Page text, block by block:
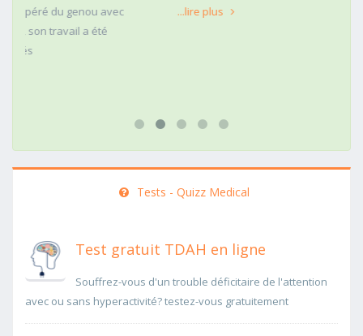
...lire plus
Tests - Quizz Medical
Test gratuit TDAH en ligne
Souffrez-vous d'un trouble déficitaire de l'attention
avec ou sans hyperactivité? testez-vous gratuitement